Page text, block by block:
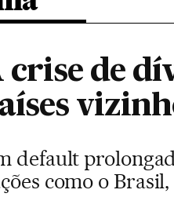
crise de
default
como o